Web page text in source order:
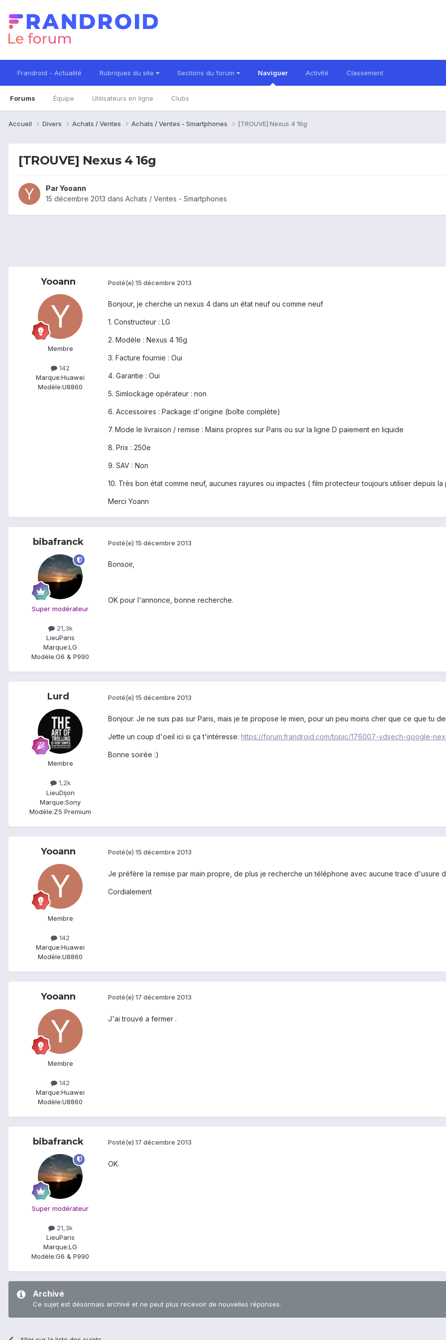
Frandroid - Actualité Rubriques du site Sections du forum Naviguer
Forums Équipe Utilisateurs en ligne Clubs
Activité Classement
Accueil Divers Achats / Ventes Achats / Ventes - Smartphones [TROUVE] Nexus 4 16g
[TROUVE] Nexus 4 16g
ParYooann
15 décembre 2013 dans Achats / Ventes - Smartphones
Yooann
Membre
142
Marque:Huawei
Modèle:U8860
Posté(e) 15 décembre 2013
Bonjour, je cherche un nexus 4 dans un état neuf ou comme neuf
1. Constructeur : LG
2. Modèle : Nexus 4 16g
3. Facture fournie : Oui
4. Garantie : Oui
5. Simlockage opérateur : non
6. Accessoires : Package d'origine (boîte complète)
7. Mode le livraison / remise : Mains propres sur Paris ou sur la ligne D paiement en liquide
8. Prix : 250e
9. SAV : Non
10. Très bon état comme neuf, aucunes rayures ou impactes ( film protecteur toujours utiliser depuis la
Merci Yoann
bibafranck
Super modérateur
21,3k
LieuParis
Marque:LG
Modèle:G6 & P990
Posté(e) 15 décembre 2013
Bonsoir,
OK pour l'annonce, bonne recherche.
Lurd
Membre
1,2k
LieuDijon
Marque:Sony
Modèle:Z5 Premium
Posté(e) 15 décembre 2013
Bonjour. Je ne suis pas sur Paris, mais je te propose le mien, pour un peu moins cher que ce que tu
Jette un coup d'oeil ici si ça t'intéresse: https://forum.frandroid.com/topic/176007-vdsech-google-
Bonne soirée :)
Yooann
Membre
142
Marque:Huawei
Modèle:U8860
Posté(e) 15 décembre 2013
Je préfère la remise par main propre, de plus je recherche un téléphone avec aucune trace d'usure
Cordialement
Yooann
Membre
142
Marque:Huawei
Modèle:U8860
Posté(e) 17 décembre 2013
J'ai trouvé a fermer .
bibafranck
Super modérateur
21,3k
LieuParis
Marque:LG
Modèle:G6 & P990
Posté(e) 17 décembre 2013
OK.
Archivé
Ce sujet est désormais archivé et ne peut plus recevoir de nouvelles réponses.